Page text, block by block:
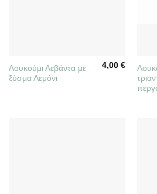
Λουκούμι Λεβάντα με
ξύσμα Λεμόνι
4,00€